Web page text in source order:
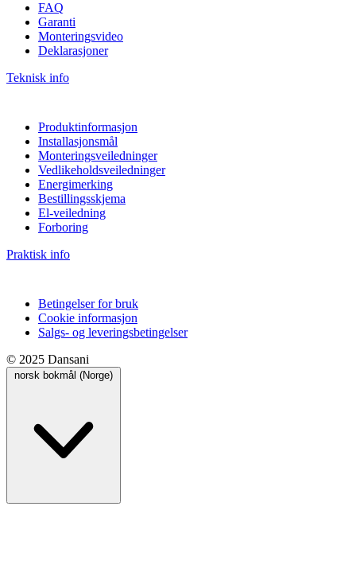
FAQ
Garanti
Monteringsvideo
Deklarasjoner
Teknisk info
Produktinformasjon
Installasjonsmål
Monteringsveiledninger
Vedlikeholdsveiledninger
Energimerking
Bestillingsskjema
El-veiledning
Forboring
Praktisk info
Betingelser for bruk
Cookie informasjon
Salgs- og leveringsbetingelser
© 2025 Dansani
norsk bokmål (Norge)